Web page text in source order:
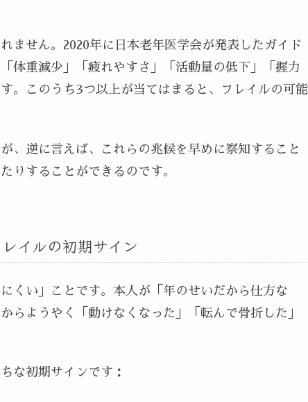
ません。2020年に日本老年医学会が発表したガイド
体重減少」「疲れやすさ」「活動量の低下」「握力
。このうち3つ以上が当てはまると、フレイルの可能
、逆に言えば、これらの兆候を早めに察知すること
りすることができるのです。
イルの初期サイン
くい」ことです。本人が「年のせいだから仕方な
らようやく「動けなくなった」「転んで骨折した」
な初期サインです：